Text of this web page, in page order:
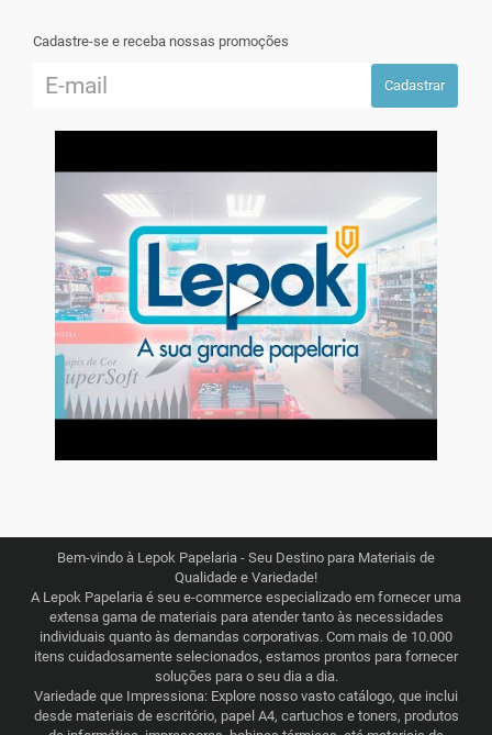
Cadastre-se e receba nossas promoções
Cadastrar
▶
Bem-vindo à Lepok Papelaria - Seu Destino para Materiais de
Qualidade e Variedade!
A Lepok Papelaria é seu e-commerce especializado em fornecer uma
extensa gama de materiais para atender tanto às necessidades
individuais quanto às demandas corporativas. Com mais de 10.000
itens cuidadosamente selecionados, estamos prontos para fornecer
soluções para o seu dia a dia.
Variedade que Impressiona: Explore nosso vasto catálogo, que inclui
desde materiais de escritório, papel A4, cartuchos e toners, produtos